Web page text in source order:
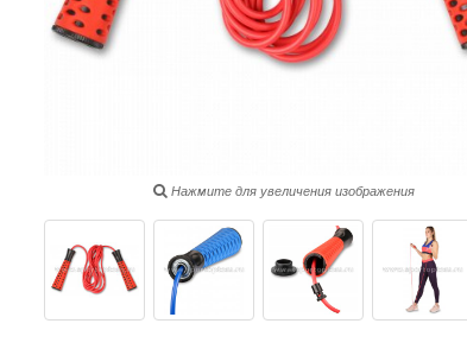
Нажмите для увеличения изображения